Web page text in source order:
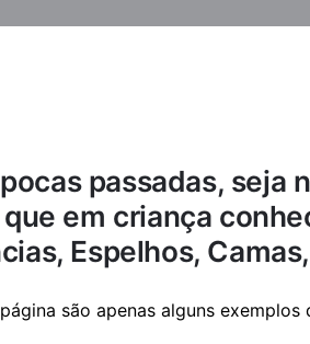
passadas, seja
em criança
Espelhos,
são apenas alguns